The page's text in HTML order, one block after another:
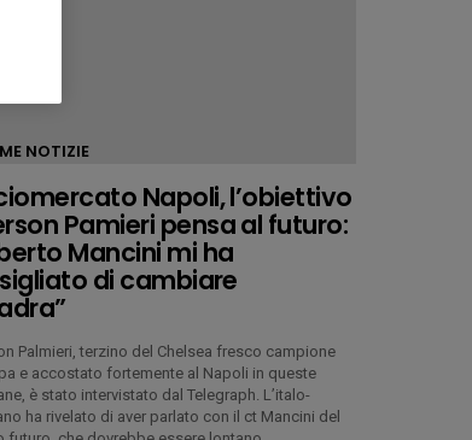
NOTIZIE
Napoli, l’obiettivo
Pamieri pensa al futuro:
Mancini mi ha
di cambiare
Palmieri, terzino del Chelsea fresco campione
e accostato fortemente al Napoli in queste
è stato intervistato dal Telegraph. L’italo-
ha rivelato di aver parlato con il ct Mancini del